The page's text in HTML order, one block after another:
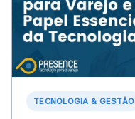
TECNOLOGIA & GESTÃO